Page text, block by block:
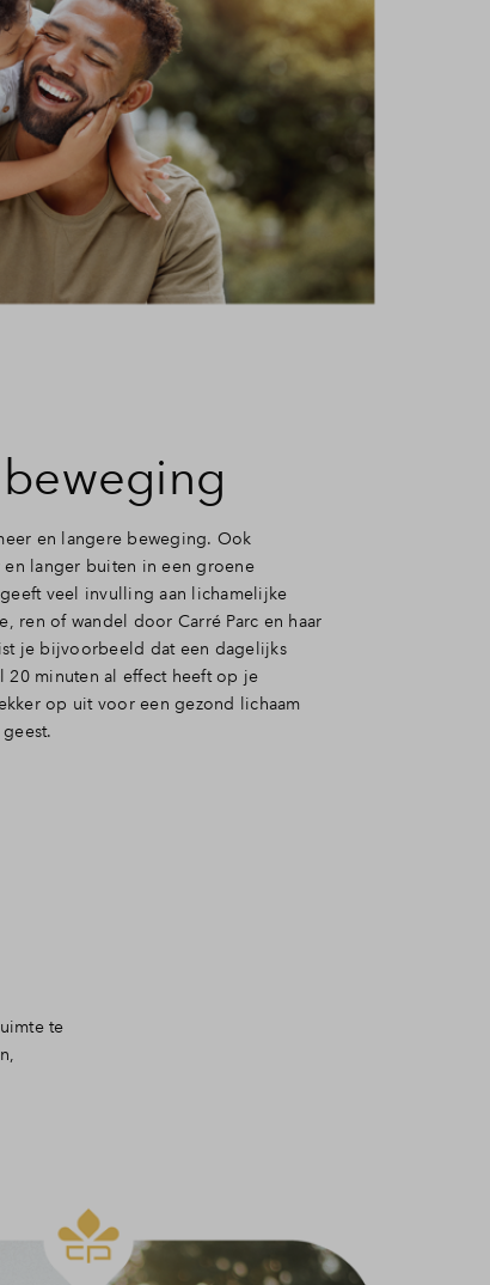
en langere beweging. Ook
langer buiten in een groene
veel invulling aan lichamelijke
ren of wandel door Carré Parc en haar
je bijvoorbeeld dat een dagelijks
20 minuten al effect heeft op je
op uit voor een gezond lichaam
te